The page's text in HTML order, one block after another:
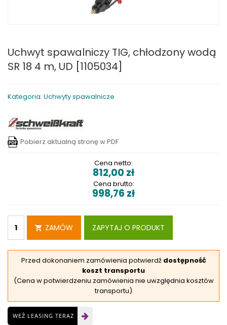
Uchwyt spawalniczy TIG, chłodzony wodą
SR 18 4 m, UD [1105034]
Kategoria: Uchwyty spawalnicze
Pobierz aktualną stronę w PDF
Cena netto:
812,00 zł
Cena brutto:
998,76 zł
ZAMÓW ZAPYTAJ O PRODUKT
Przed dokonaniem zamówienia potwierdź dostępność
koszt transportu
(Cena w potwierdzeniu zamówienia nie uwzględnia kosztów
transportu)
WEŹ LEASING TERAZ